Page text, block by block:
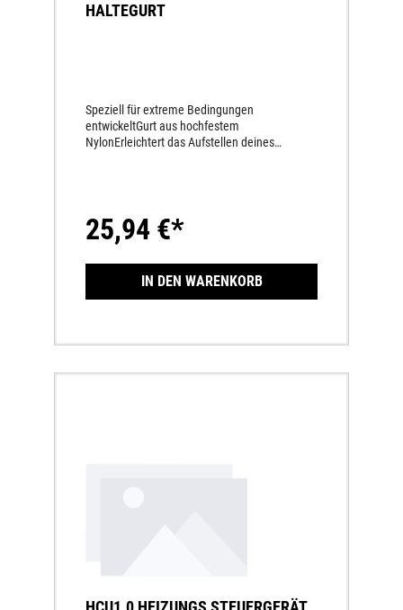
HALTEGURT
Speziell für extreme Bedingungen
entwickeltGurt aus hochfestem
NylonErleichtert das Aufstellen deines
25,94 €*
IN DEN WARENKORB